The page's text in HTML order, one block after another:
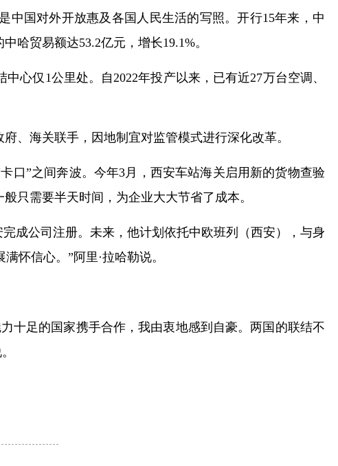
中国对外开放惠及各国人民生活的写照。开行15年来，中
哈贸易额达53.2亿元，增长19.1%。
心仅1公里处。自2022年投产以来，已有近27万台空调、
、海关联手，因地制宜对监管模式进行深化改革。
口”之间奔波。今年3月，西安车站海关启用新的货物查验
只需要半天时间，为企业大大节省了成本。
成公司注册。未来，他计划依托中欧班列（西安），与身
怀信心。”阿里·拉哈勒说。
十足的国家携手合作，我由衷地感到自豪。两国的联结不